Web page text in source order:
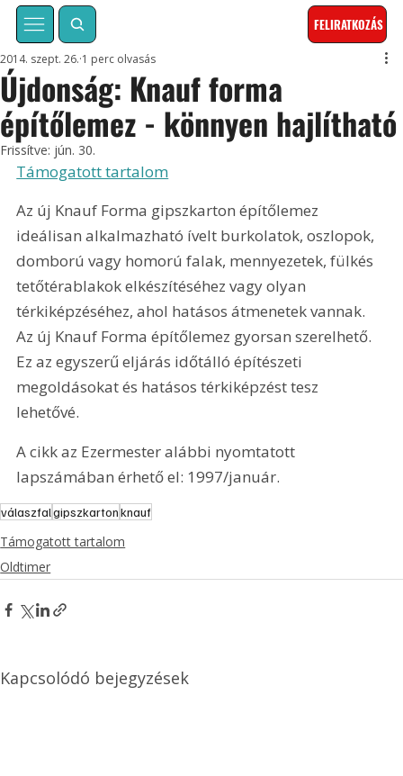
FELIRATKOZÁS
Újdonság: Knauf forma
építőlemez - könnyen hajlítható
2014. szept. 26. 1 perc olvasás
Frissítve: jún. 30.
Támogatott tartalom
Az új Knauf Forma gipszkarton építőlemez
ideálisan alkalmazható ívelt burkolatok, oszlopok,
domború vagy homorú falak, mennyezetek, fülkés
tetőtérablakok elkészítéséhez vagy olyan
térkiképzéséhez, ahol hatásos átmenetek vannak.
Az új Knauf Forma építőlemez gyorsan szerelhető.
Ez az egyszerű eljárás időtálló építészeti
megoldásokat és hatásos térkiképzést tesz
lehetővé.
A cikk az Ezermester alábbi nyomtatott
lapszámában érhető el: 1997/január.
válaszfalgipszkartonknauf
Támogatott tartalom
Oldtimer
Kapcsolódó bejegyzések